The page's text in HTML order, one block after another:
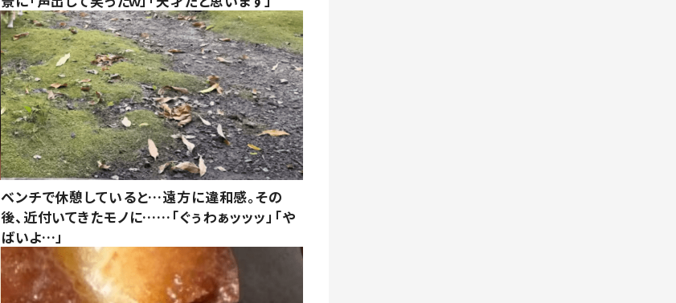
ベンチで休憩していると…遠方に違和感。その
後、近付いてきたモノに……「ぐぅわぁッッッ」「や
ばいよ…」